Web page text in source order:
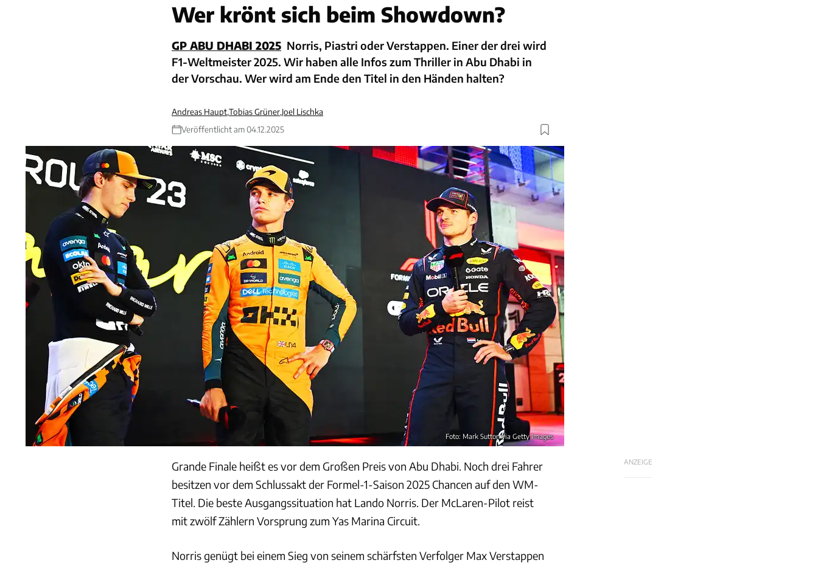
Wer krönt sich beim Showdown?
GP ABU DHABI 2025 Norris, Piastri oder Verstappen. Einer der drei wird
F1-Weltmeister 2025. Wir haben alle Infos zum Thriller in Abu Dhabi in
der Vorschau. Wer wird am Ende den Titel in den Händen halten?
Andreas Haupt,Tobias Grüner,Joel Lischka
Veröffentlicht am 04.12.2025
Foto: Mark Sutton via Getty Images
ANZEIGE
Grande Finale heißt es vor dem Großen Preis von Abu Dhabi. Noch drei Fahrer
besitzen vor dem Schlussakt der Formel-1-Saison 2025 Chancen auf den WM-
Titel. Die beste Ausgangssituation hat Lando Norris. Der McLaren-Pilot reist
mit zwölf Zählern Vorsprung zum Yas Marina Circuit.
Norris genügt bei einem Sieg von seinem schärfsten Verfolger Max Verstappen